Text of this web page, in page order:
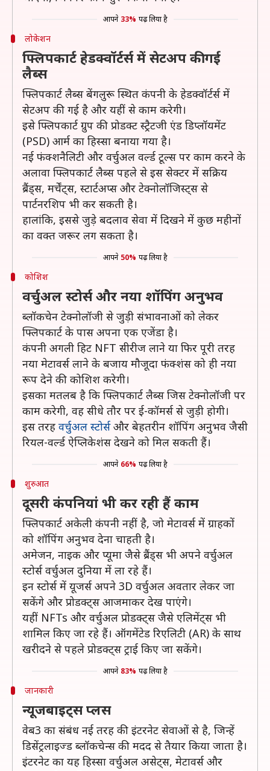
आपने 33% पढ़ लिया है
लोकेशन
फ्लिपकार्ट हेडक्वॉर्टर्स में सेटअप की गई
लैब्स
फ्लिपकार्ट लैब्स बेंगलुरू स्थित कंपनी के हेडक्वॉर्टर्स में
सेटअप की गई है और यहीं से काम करेगी।
इसे फ्लिपकार्ट ग्रुप की प्रोडक्ट स्ट्रैटजी एंड डिप्लॉयमेंट
(PSD) आर्म का हिस्सा बनाया गया है।
नई फंक्शनैलिटी और वर्चुअल वर्ल्ड टूल्स पर काम करने के
अलावा फ्लिपकार्ट लैब्स पहले से इस सेक्टर में सक्रिय
ब्रैंड्स, मर्चेंट्स, स्टार्टअप्स और टेक्नोलॉजिस्ट्स से
पार्टनरशिप भी कर सकती है।
हालांकि, इससे जुड़े बदलाव सेवा में दिखने में कुछ महीनों
का वक्त जरूर लग सकता है।
आपने 50% पढ़ लिया है
कोशिश
वर्चुअल स्टोर्स और नया शॉपिंग अनुभव
ब्लॉकचेन टेक्नोलॉजी से जुड़ी संभावनाओं को लेकर
फ्लिपकार्ट के पास अपना एक एजेंडा है।
कंपनी अगली हिट NFT सीरीज लाने या फिर पूरी तरह
नया मेटावर्स लाने के बजाय मौजूदा फंक्शंस को ही नया
रूप देने की कोशिश करेगी।
इसका मतलब है कि फ्लिपकार्ट लैब्स जिस टेक्नोलॉजी पर
काम करेगी, वह सीधे तौर पर ई-कॉमर्स से जुड़ी होगी।
इस तरह वर्चुअल स्टोर्सऔर बेहतरीन शॉपिंग अनुभव जैसी
रियल-वर्ल्ड ऐप्लिकेशंस देखने को मिल सकती हैं।
आपने 66% पढ़ लिया है
शुरुआत
दूसरी कंपनियां भी कर रही हैं काम
फ्लिपकार्ट अकेली कंपनी नहीं है, जो मेटावर्स में ग्राहकों
को शॉपिंग अनुभव देना चाहती है।
अमेजन, नाइक और प्यूमा जैसे ब्रैंड्स भी अपने वर्चुअल
स्टोर्स वर्चुअल दुनिया में ला रहे हैं।
इन स्टोर्स में यूजर्स अपने 3D वर्चुअल अवतार लेकर जा
सकेंगे और प्रोडक्ट्स आजमाकर देख पाएंगे।
यहीं NFTs और वर्चुअल प्रोडक्ट्स जैसे एलिमेंट्स भी
शामिल किए जा रहे हैं। ऑगमेंटेड रिएलिटी (AR) के साथ
खरीदने से पहले प्रोडक्ट्स ट्राई किए जा सकेंगे।
आपने 83% पढ़ लिया है
जानकारी
न्यूजबाइट्स प्लस
वेब3 का संबंध नई तरह की इंटरनेट सेवाओं से है, जिन्हें
डिसेंट्रलाइज्ड ब्लॉकचेन्स की मदद से तैयार किया जाता है।
इंटरनेट का यह हिस्सा वर्चुअल असेट्स, मेटावर्स और